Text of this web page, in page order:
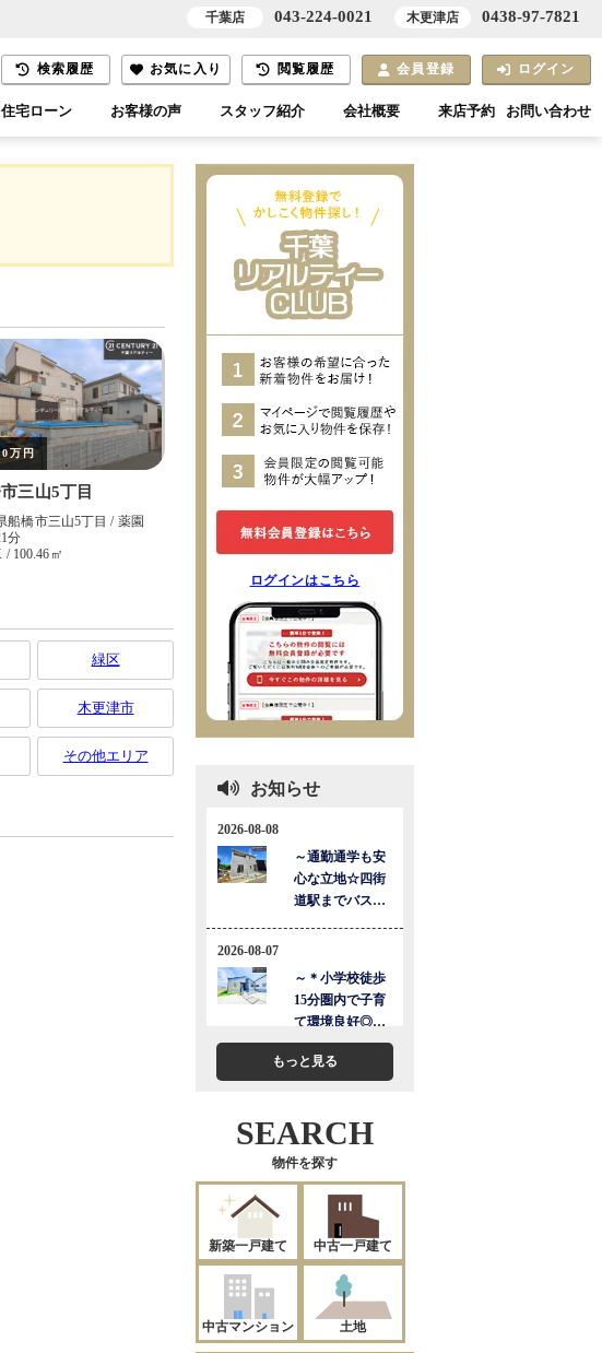
検索履歴 お気に入り 閲覧履歴 会員登録 ログイン
住宅ローン お客様の声 スタッフ紹介 会社概要 来店予約 お問い合わせ
緑区
木更津市
その他エリア
ログインはこちら
お知らせ
もっと見る
SEARCH
物件を探す
新築一戸建て 中古一戸建て
中古マンション 土地
千葉店 043-224-0021 木更津店 0438-97-7821